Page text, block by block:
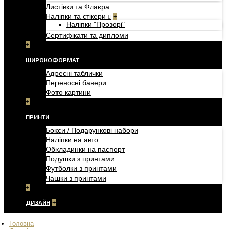
Листівки та Флаєра
Наліпки та стікери
+
Наліпки "Прозорі"
Сертифікати та дипломи
+
ШИРОКОФОРМАТ
Адресні таблички
Переносні банери
Фото картини
+
ПРИНТИ
Бокси / Подарункові набори
Наліпки на авто
Обкладинки на паспорт
Подушки з принтами
Футболки з принтами
Чашки з принтами
+
ДИЗАЙН +
Головна